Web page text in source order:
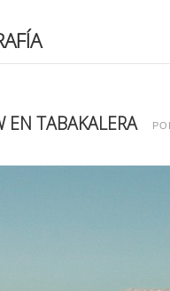
EN TABAKALERA